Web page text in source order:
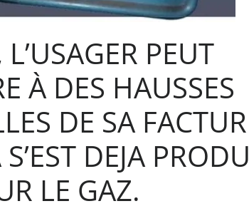
PEUT
À DES HAUSSES
DE SA
DEJA
LE GAZ.